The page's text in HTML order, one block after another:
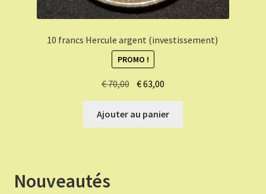
10 francs Hercule argent (investissement)
PROMO !
€70,00 Le
prix
initial
était :
€63,00
prix
actuel
est :
Ajouter au panier
Nouveautés